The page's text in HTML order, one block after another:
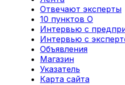
Отвечают эксперты
10 пунктов О
Интервью с
Интервью с
Объявления
Магазин
Указатель
Карта сайта